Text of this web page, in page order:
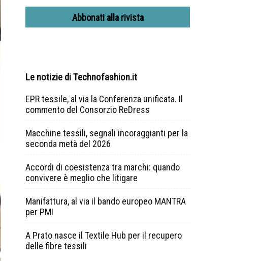
Abbonati alla rivista
Le notizie di Technofashion.it
EPR tessile, al via la Conferenza unificata. Il
commento del Consorzio ReDress
Macchine tessili, segnali incoraggianti per la
seconda metà del 2026
Accordi di coesistenza tra marchi: quando
convivere è meglio che litigare
Manifattura, al via il bando europeo MANTRA
per PMI
A Prato nasce il Textile Hub per il recupero
delle fibre tessili